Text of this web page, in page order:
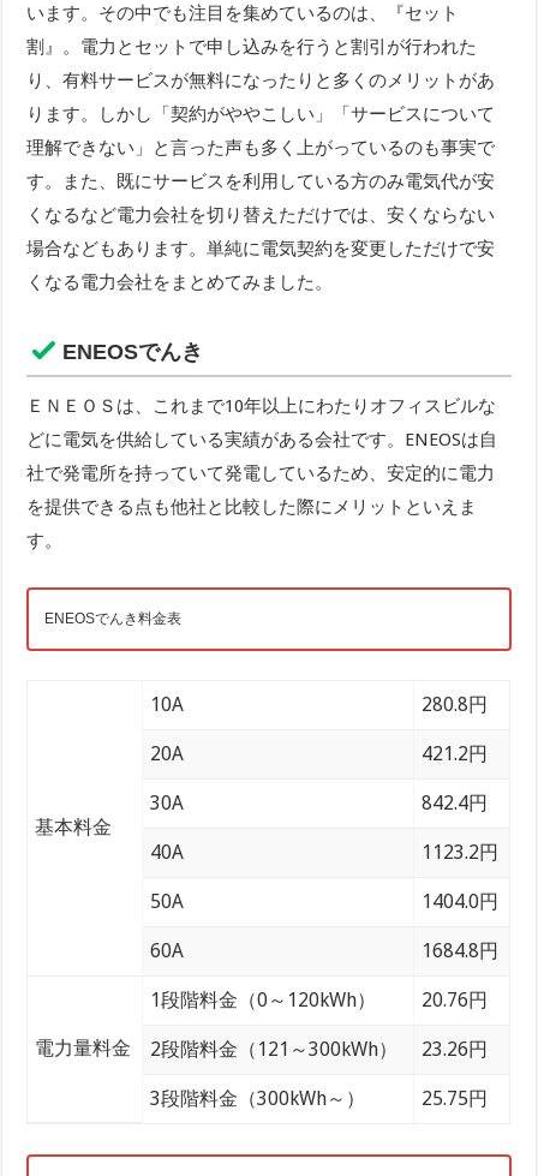
います。その中でも注目を集めているのは、『セット
割』。電力とセットで申し込みを行うと割引が行われた
り、有料サービスが無料になったりと多くのメリットがあ
ります。しかし「契約がややこしい」「サービスについて
理解できない」と言った声も多く上がっているのも事実で
す。また、既にサービスを利用している方のみ電気代が安
くなるなど電力会社を切り替えただけでは、安くならない
場合などもあります。単純に電気契約を変更しただけで安
くなる電力会社をまとめてみました。
ENEOSでんき
ＥＮＥＯＳは、これまで10年以上にわたりオフィスビルな
どに電気を供給している実績がある会社です。ENEOSは自
社で発電所を持っていて発電しているため、安定的に電力
を提供できる点も他社と比較した際にメリットといえま
す。
ENEOSでんき料金表
基本料金
10A 280.8円
20A 421.2円
30A 842.4円
40A 1123.2円
50A 1404.0円
60A 1684.8円
電力量料金
1段階料金（0～120kWh） 20.76円
2段階料金（121～300kWh） 23.26円
3段階料金（300kWh～） 25.75円